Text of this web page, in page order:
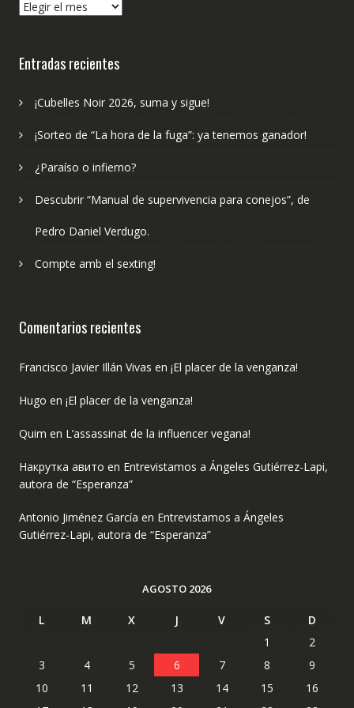
¿Qué
Entradas recientes
¡Cubelles Noir 2026, suma y sigue!
¡Sorteo de “La hora de la fuga”: ya tenemos ganador!
¿Paraíso o infierno?
Descubrir “Manual de supervivencia para conejos”, de
Pedro Daniel Verdugo.
Compte amb el sexting!
Comentarios recientes
Francisco Javier Illán Vivas en ¡El placer de la venganza!
Hugo en ¡El placer de la venganza!
Quim en L’assassinat de la influencer vegana!
Накрутка авито en Entrevistamos a Ángeles Gutiérrez-Lapi,
autora de “Esperanza”
Antonio Jiménez García en Entrevistamos a Ángeles
Gutiérrez-Lapi, autora de “Esperanza”
AGOSTO 2026
L M X J V S
D
1
2
3
4 5 6 7 8
9
10
11 12 13 14 15
16